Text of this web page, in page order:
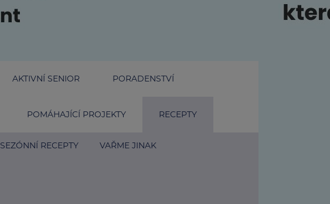
AKTIVNÍ SENIOR PORADENSTVÍ
POMÁHAJÍCÍ PROJEKTY RECEPTY
SEZÓNNÍ RECEPTY VAŘME JINAK